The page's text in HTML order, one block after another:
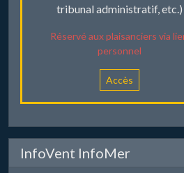
tribunal administratif, etc.)
Réservé aux plaisanciers via
personnel
Accès
InfoVent InfoMer